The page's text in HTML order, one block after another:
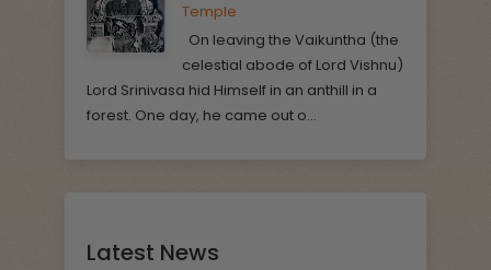
Temple
On leaving the Vaikuntha (the
celestial abode of Lord Vishnu)
Lord Srinivasa hid Himself in an anthill in a
forest. One day, he came out o...
Latest News